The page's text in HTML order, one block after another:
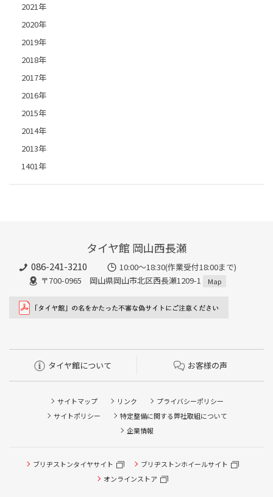
2021年
2020年
2019年
2018年
2017年
2016年
2015年
2014年
2013年
1401年
タイヤ館 岡山西長瀬
086-241-3210
10:00〜18:30(作業受付18:00まで)
〒700-0965 岡山県岡山市北区西長瀬1209-1
Map
タイヤ館について お客様の声
サイトマップ リンク
プライバシーポリシー
サイトポリシー
特定整備に関する弊社取組について
企業情報
ブリヂストンタイヤサイト
ブリヂストンホイールサイト
オンラインストア
タイヤ点検・安全点検/タイヤ履き替え/オイル交換/その他
ピット作業の予約